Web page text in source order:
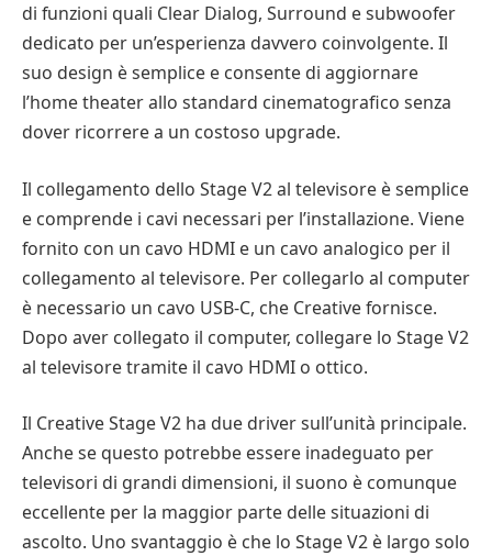
di funzioni quali Clear Dialog, Surround e subwoofer
dedicato per un’esperienza davvero coinvolgente. Il
suo design è semplice e consente di aggiornare
l’home theater allo standard cinematografico senza
dover ricorrere a un costoso upgrade.
Il collegamento dello Stage V2 al televisore è semplice
e comprende i cavi necessari per l’installazione. Viene
fornito con un cavo HDMI e un cavo analogico per il
collegamento al televisore. Per collegarlo al computer
è necessario un cavo USB-C, che Creative fornisce.
Dopo aver collegato il computer, collegare lo Stage V2
al televisore tramite il cavo HDMI o ottico.
Il Creative Stage V2 ha due driver sull’unità principale.
Anche se questo potrebbe essere inadeguato per
televisori di grandi dimensioni, il suono è comunque
eccellente per la maggior parte delle situazioni di
ascolto. Uno svantaggio è che lo Stage V2 è largo solo